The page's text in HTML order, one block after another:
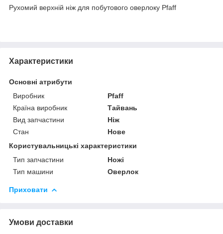
Рухомий верхній ніж для побутового оверлоку Pfaff
Характеристики
Основні атрибути
Виробник
Pfaff
Країна виробник
Тайвань
Вид запчастини
Ніж
Стан
Нове
Користувальницькі характеристики
Тип запчастини
Ножі
Тип машини
Оверлок
Приховати
Умови доставки